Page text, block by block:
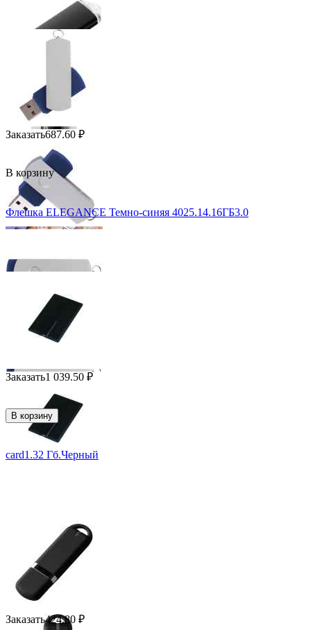
Заказать687.60 ₽
В корзину
Флешка ELEGANCE Темно-синяя 4025.14.16ГБ3.0
Заказать1 039.50 ₽
В корзину
card1.32 Гб.Черный
Заказать424.80 ₽